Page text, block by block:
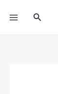
Search